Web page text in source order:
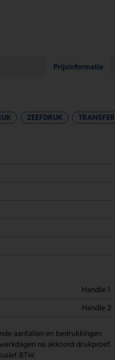
Prijsinformatie
ZEEFDRUK TRANSFER
Handle 1
Handle 2
aantallen en bedrukkingen.
na akkoord drukproef.
BTW.